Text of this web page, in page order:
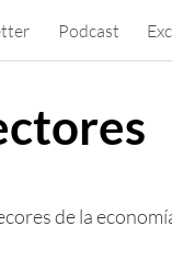
Podcast
de la